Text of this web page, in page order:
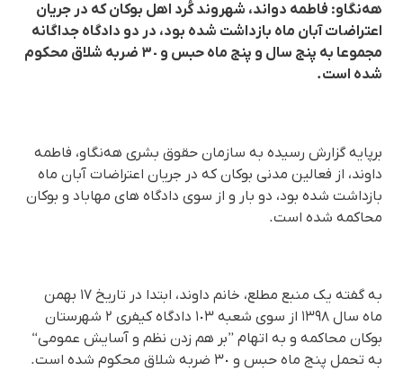
هەنگاو: فاطمە دواند، شهروند کُرد اهل بوکان کە در جریان
اعتراضات آبان ماه بازداشت شدە بود، در دو دادگاه جداگانە
مجموعا بە پنج سال و پنج ماه حبس و ٣٠ ضربە شلاق محکوم
شدە است.
برپایە گزارش رسیدە بە سازمان حقوق بشری هەنگاو، فاطمە
داوند، از فعالین مدنی بوکان کە در جریان اعتراضات آبان ماه
بازداشت شدە بود، دو بار و از سوی دادگاه های مهاباد و بوکان
محاکمە شدە است.
بە گفتە یک منبع مطلع، خانم داوند، ابتدا در تاریخ ١٧ بهمن
ماه سال ١٣٩٨ از سوی شعبە ١٠٣ دادگاه کیفری ٢ شهرستان
بوکان محاکمە و بە اتهام ”بر هم زدن نظم و آسایش عمومی“
بە تحمل پنج ماه حبس و ٣٠ ضربە شلاق محکوم شدە است.